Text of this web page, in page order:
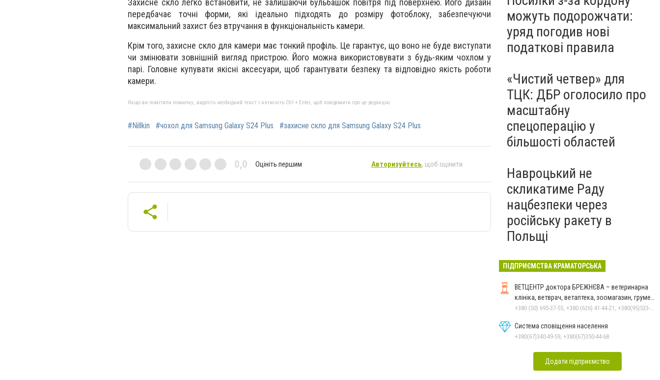
передбачає точні форми, які ідеально підходять до розміру фотоблоку, забезпечуючи
максимальний захист без втручання в функціональність камери.
Крім того, захисне скло для камери має тонкий профіль. Це гарантує, що воно не буде виступати
чи змінювати зовнішній вигляд пристрою. Його можна використовувати з будь-яким чохлом у
парі. Головне купувати якісні аксесуари, щоб гарантувати безпеку та відповідно якість роботи
камери.
Якщо ви помітили помилку, виділіть необхідний текст і натисніть Ctrl + Enter, щоб повідомити про це редакцію
#Nillkin #чохол для Samsung Galaxy S24 Plus #захисне скло для Samsung Galaxy S24 Plus
0,0 Оцініть першим Авторизуйтесь, щоб оцінити
можуть подорожчати:
уряд погодив нові
податкові правила
«Чистий четвер» для
ТЦК: ДБР оголосило про
масштабну
спецоперацію у
більшості областей
Навроцький не
скликатиме Раду
нацбезпеки через
російську ракету в
Польщі
ПІДПРИЄМСТВА КРАМАТОРСЬКА
ВЕТЦЕНТР доктора БРЕЖНЄВА – ветеринарна
клініка, ветврач, ветаптека, зоомагазин, грумер,
стрижки.
+380 (50) 695-37-55, +380 (626) 41-44-21, +380(95)533-90-03
Система сповіщення населення
+380(67)340-49-59, +380(67)350-44-68
Додати підприємство